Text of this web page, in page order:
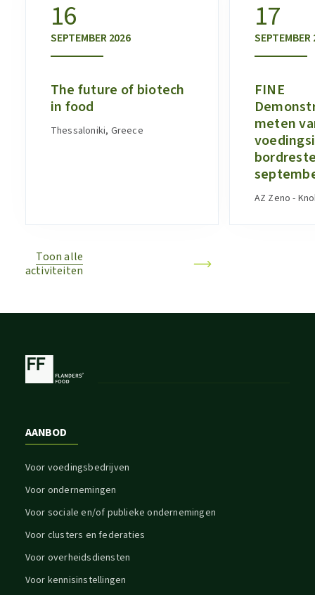
16
SEPTEMBER2026
The future of biotech
in food
Thessaloniki, Greece
17
SEPTEMBER
FINE
meten
AZ Zeno -
Toon alle
activiteiten
AANBOD
Voor voedingsbedrijven
Voor ondernemingen
Voor sociale en/of publieke ondernemingen
Voor clusters en federaties
Voor overheidsdiensten
Voor kennisinstellingen